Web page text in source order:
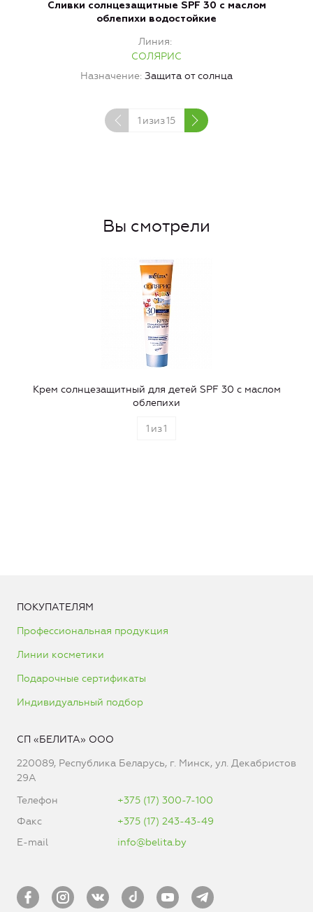
Сливки солнцезащитные SPF 30 с маслом
облепихи водостойкие
Линия
СОЛЯРИС
Назначение Защита от солнца
1 изиз15
Вы смотрели
Крем солнцезащитный для детей SPF 30 с маслом
облепихи
1 из1
ПОКУПАТЕЛЯМ
Профессиональная продукция
Линии косметики
Подарочные сертификаты
Индивидуальный подбор
СП «БЕЛИТА» ООО
220089, Республика Беларусь, г. Минск, ул. Декабристов
29А
Телефон
+375 (17) 300-7-100
Факс
+375 (17) 243-43-49
E-mail
info@belita.by